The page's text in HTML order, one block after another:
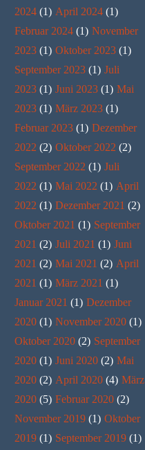
2024 (1) April 2024 (1)
Februar 2024 (1) November
2023 (1) Oktober 2023 (1)
September 2023 (1) Juli
2023 (1) Juni 2023 (1) Mai
2023 (1) März 2023 (1)
Februar 2023 (1) Dezember
2022 (2) Oktober 2022 (2)
September 2022 (1) Juli
2022 (1) Mai 2022 (1) April
2022 (1) Dezember 2021 (2)
Oktober 2021 (1) September
2021 (2) Juli 2021 (1) Juni
2021 (2) Mai 2021 (2) April
2021 (1) März 2021 (1)
Januar 2021 (1) Dezember
2020 (1) November 2020 (1)
Oktober 2020 (2) September
2020 (1) Juni 2020 (2) Mai
2020 (2) April 2020 (4) März
2020 (5) Februar 2020 (2)
November 2019 (1) Oktober
2019 (1) September 2019 (1)